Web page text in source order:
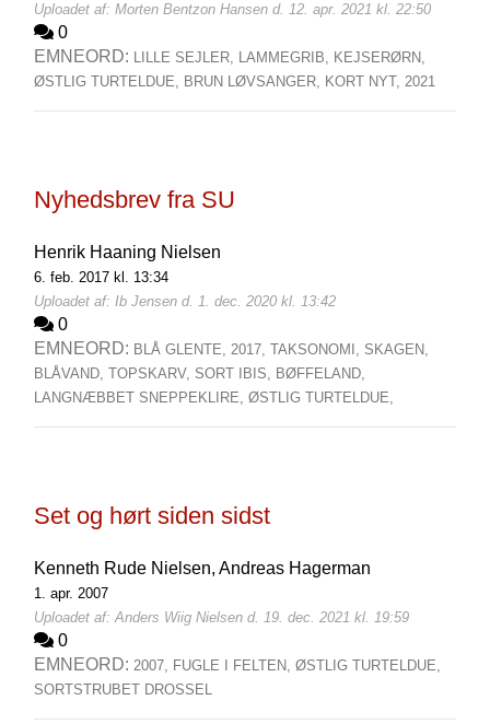
Uploadet af: Morten Bentzon Hansen d. 12. apr. 2021 kl. 22:50
0
EMNEORD: LILLE SEJLER, LAMMEGRIB, KEJSERØRN,
ØSTLIG TURTELDUE, BRUN LØVSANGER, KORT NYT, 2021
Nyhedsbrev fra SU
Henrik Haaning Nielsen
6. feb. 2017 kl. 13:34
Uploadet af: Ib Jensen d. 1. dec. 2020 kl. 13:42
0
EMNEORD: BLÅ GLENTE, 2017, TAKSONOMI, SKAGEN,
BLÅVAND, TOPSKARV, SORT IBIS, BØFFELAND,
LANGNÆBBET SNEPPEKLIRE, ØSTLIG TURTELDUE,
Set og hørt siden sidst
Kenneth Rude Nielsen, Andreas Hagerman
1. apr. 2007
Uploadet af: Anders Wiig Nielsen d. 19. dec. 2021 kl. 19:59
0
EMNEORD: 2007, FUGLE I FELTEN, ØSTLIG TURTELDUE,
SORTSTRUBET DROSSEL